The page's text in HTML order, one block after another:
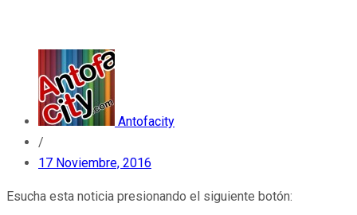
Antofacity
/
17 Noviembre, 2016
Esucha esta noticia presionando el siguiente botón: